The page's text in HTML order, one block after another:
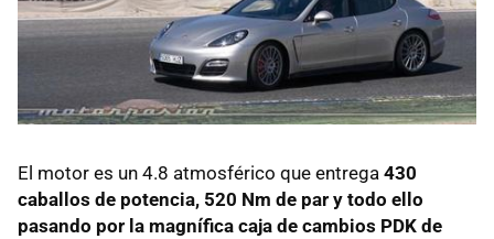
El motor es un 4.8 atmosférico que entrega 430
caballos de potencia, 520 Nm de par y todo ello
pasando por la magnífica caja de cambios PDK de